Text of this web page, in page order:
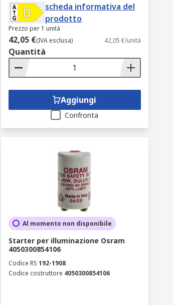
scheda informativa del
prodotto
Prezzo per 1 unità
42,05 €(IVA esclusa) 42,05 €/unità
Quantità
Aggiungi
Confronta
Al momento non disponibile
Starter per illuminazione Osram
4050300854106
Codice RS 192-1908
Codice costruttore 4050300854106